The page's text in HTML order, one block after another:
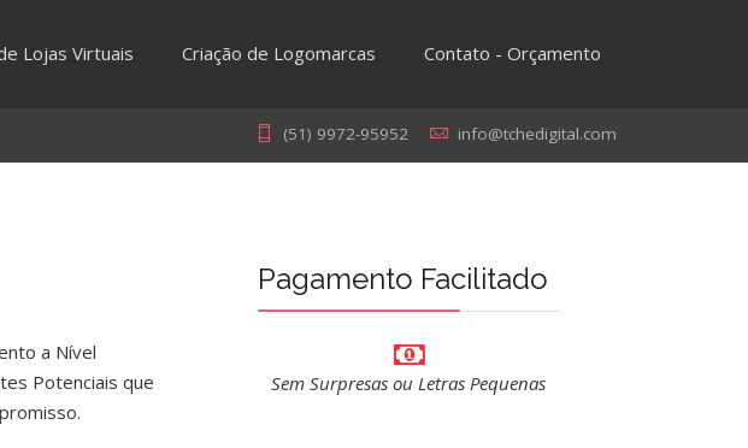
Lojas Virtuais Criação de Logomarcas Contato - Orçamento
(51) 9972-95952 info@tchedigital.com
a Nível
Potenciais que
Pagamento Facilitado
Sem Surpresas ou Letras Pequenas